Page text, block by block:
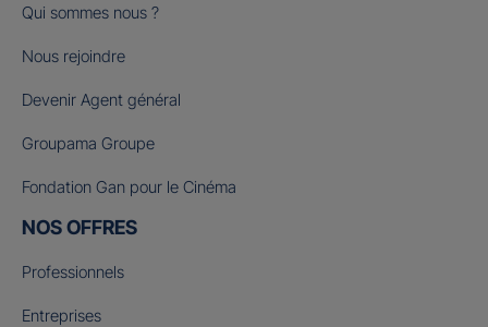
Qui sommes nous ?
Nous rejoindre
Devenir Agent général
Groupama Groupe
Fondation Gan pour le Cinéma
NOS OFFRES
Professionnels
Entreprises